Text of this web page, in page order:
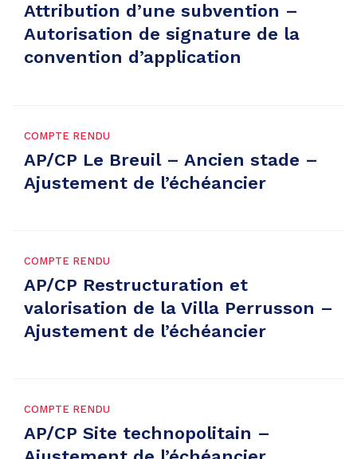
Attribution d’une subvention –
Autorisation de signature de la
convention d’application
COMPTE RENDU
AP/CP Le Breuil – Ancien stade –
Ajustement de l’échéancier
COMPTE RENDU
AP/CP Restructuration et
valorisation de la Villa Perrusson –
Ajustement de l’échéancier
COMPTE RENDU
AP/CP Site technopolitain –